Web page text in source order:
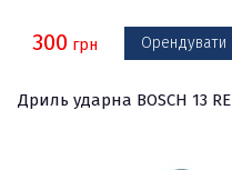
300 грн Орендувати
Дриль ударна BOSCH 13 RE